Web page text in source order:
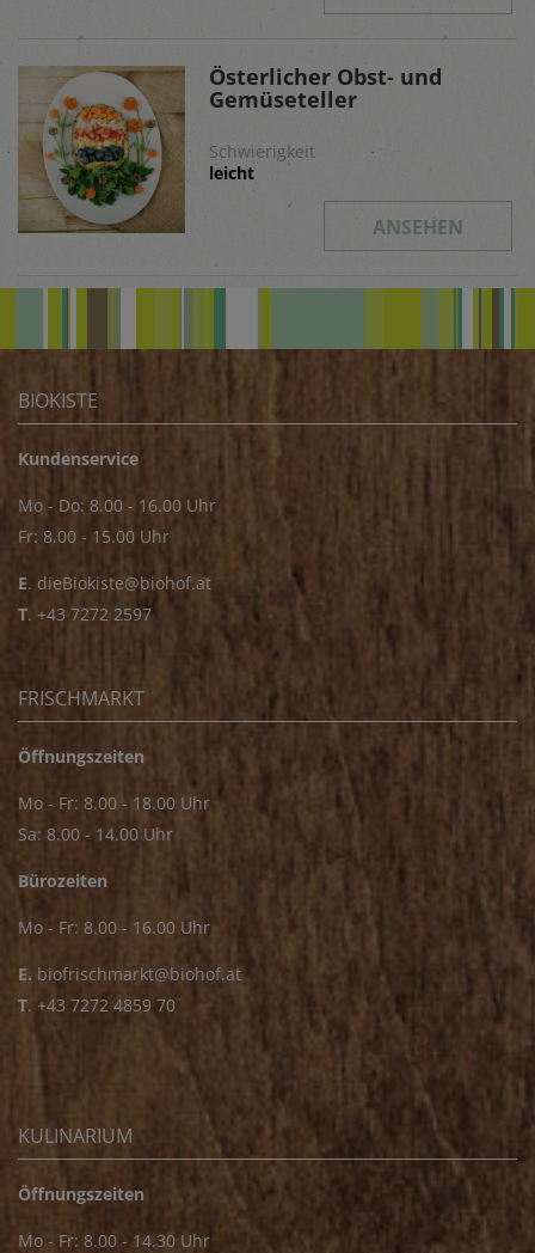
Österlicher Obst- und
Gemüseteller
Schwierigkeit
leicht
ANSEHEN
BIOKISTE
Kundenservice
Mo - Do: 8.00 - 16.00 Uhr
Fr: 8.00 - 15.00 Uhr
E. dieBiokiste@biohof.at
T. +43 7272 2597
FRISCHMARKT
Öffnungszeiten
Mo - Fr: 8.00 - 18.00 Uhr
Sa: 8.00 - 14.00 Uhr
Bürozeiten
Mo - Fr: 8.00 - 16.00 Uhr
E. biofrischmarkt@biohof.at
T. +43 7272 4859 70
KULINARIUM
Öffnungszeiten
Mo - Fr: 8.00 - 14.30 Uhr